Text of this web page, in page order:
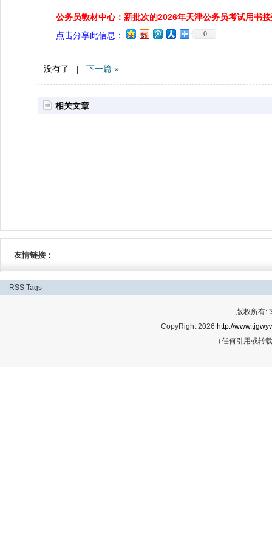
公务员教材中心：新批次的2026年天津公务员考试用书
点击分享此信息：
0
没有了 | 下一篇 »
相关文章
友情链接：
RSS Tags
版权所有:
CopyRight 2026 http://
（任何引用或转